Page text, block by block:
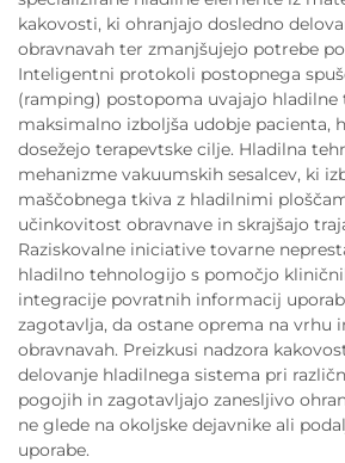
kakovosti, ki ohranjajo dosledno
obravnavah ter zmanjšujejo potrebe
Inteligentni protokoli postopnega
(ramping) postopoma uvajajo hladilne
maksimalno izboljša udobje pacienta,
dosežejo terapevtske cilje. Hladilna
mehanizme vakuumskih sesalcev, ki
maščobnega tkiva z hladilnimi
učinkovitost obravnave in skrajšajo
Raziskovalne iniciative tovarne
hladilno tehnologijo s pomočjo
integracije povratnih informacij
zagotavlja, da ostane oprema na vrhu
obravnavah. Preizkusi nadzora
delovanje hladilnega sistema pri
pogojih in zagotavljajo zanesljivo
ne glede na okoljske dejavnike ali
uporabe.